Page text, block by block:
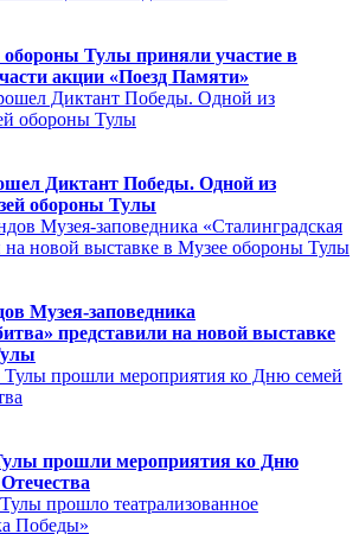
Тулы приняли участие в
акции «Поезд Памяти»
Диктант Победы. Одной из
обороны Тулы
Музея-заповедника
представили на новой выставке
прошли мероприятия ко Дню